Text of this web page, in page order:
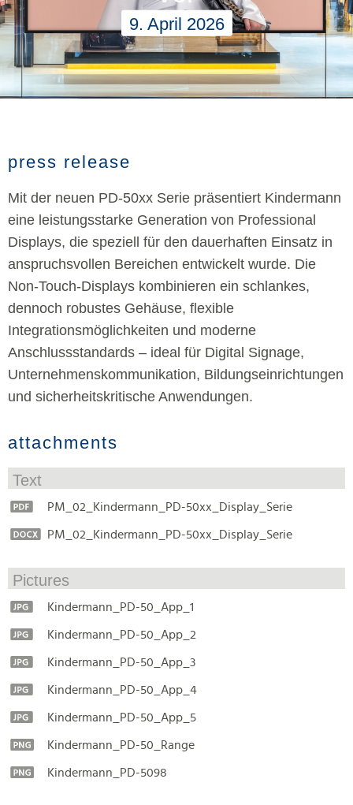
9. April 2026
press release
Mit der neuen PD-50xx Serie präsentiert Kindermann
eine leistungsstarke Generation von Professional
Displays, die speziell für den dauerhaften Einsatz in
anspruchsvollen Bereichen entwickelt wurde. Die
Non-Touch-Displays kombinieren ein schlankes,
dennoch robustes Gehäuse, flexible
Integrationsmöglichkeiten und moderne
Anschlussstandards – ideal für Digital Signage,
Unternehmenskommunikation, Bildungseinrichtungen
und sicherheitskritische Anwendungen.
attachments
Text
PM_02_Kindermann_PD-50xx_Display_Serie
PM_02_Kindermann_PD-50xx_Display_Serie
Pictures
Kindermann_PD-50_App_1
Kindermann_PD-50_App_2
Kindermann_PD-50_App_3
Kindermann_PD-50_App_4
Kindermann_PD-50_App_5
Kindermann_PD-50_Range
Kindermann_PD-5098